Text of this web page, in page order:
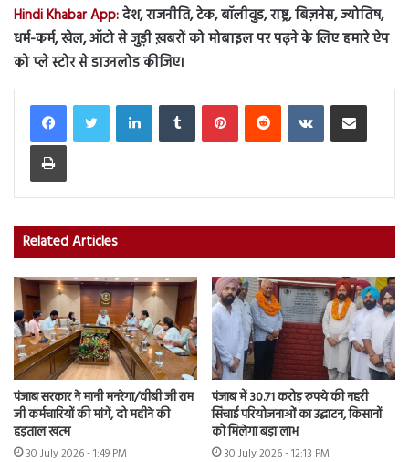
Hindi Khabar App:देश, राजनीति, टेक, बॉलीवुड, राष्ट्र, बिज़नेस, ज्योतिष,
धर्म-कर्म, खेल, ऑटो से जुड़ी ख़बरों को मोबाइल पर पढ़ने के लिए हमारे ऐप
को प्ले स्टोर से डाउनलोड कीजिए।
LinkedInTumblr PinterestReddit VKontakteShare via Email
Print
Related Articles
पंजाब सरकार ने मानी मनरेगा/वीबी जी राम
जी कर्मचारियों की मांगें, दो महीने की
हड़ताल खत्म
30 July 2026 - 1:49 PM
पंजाब में 30.71 करोड़ रुपये की नहरी
सिंचाई परियोजनाओं का उद्घाटन, किसानों
को मिलेगा बड़ा लाभ
30 July 2026 - 12:13 PM